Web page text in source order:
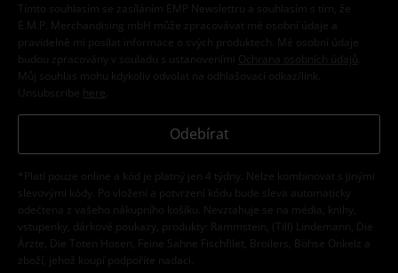
Tímto souhlasím se zasíláním EMP Newslettru a souhlasím s tím, že
E.M.P. Merchandising mbH může zpracovávat mé osobní údaje a
pravidelně mi posílat informace o svých produktech. Mé osobní údaje
budou zpracovány v souladu s ustanoveními
Ochrana osobních údajů
Můj souhlas mohu kdykoliv odvolat na odhlašovací odkaz/link.
Unsubscribe here
Odebírat
*Platí pouze online a kód je platný jen 4 týdny. Nelze kombinovat s jinými
slevovými kódy. Po vložení a potvrzení kódu bude sleva automaticky
odečtena z vašeho nákupního košíku. Nevztahuje se na média, knihy,
vstupenky, dárkové poukazy, produkty: Rammstein, (Till) Lindemann, Die
Ärzte, Die Toten Hosen, Feine Sahne Fischfilet, Broilers, Böhse Onkelz a
zboží, jehož koupí podpoříte nadaci.